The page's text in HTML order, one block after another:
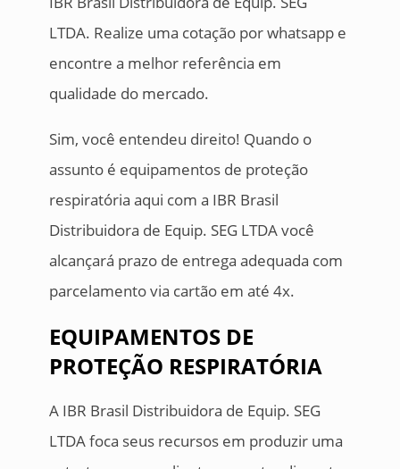
LTDA. Realize uma cotação por whatsapp e
encontre a melhor referência em
qualidade do mercado.
Sim, você entendeu direito! Quando o
assunto é equipamentos de proteção
respiratória aqui com a IBR Brasil
Distribuidora de Equip. SEG LTDA você
alcançará prazo de entrega adequada com
parcelamento via cartão em até 4x.
EQUIPAMENTOS DE
PROTEÇÃO RESPIRATÓRIA
A IBR Brasil Distribuidora de Equip. SEG
LTDA foca seus recursos em produzir uma